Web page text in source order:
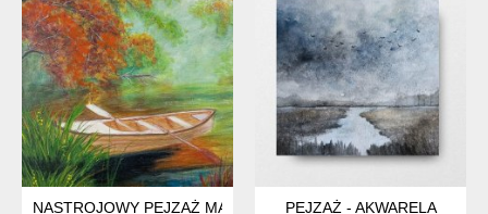
NASTROJOWY PEJZAŻ MALOWANY NA PŁÓTNIE - "ZATOKA
PEJZAŻ - AKWARELA